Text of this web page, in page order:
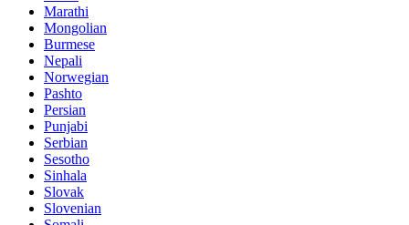
Marathi
Mongolian
Burmese
Nepali
Norwegian
Pashto
Persian
Punjabi
Serbian
Sesotho
Sinhala
Slovak
Slovenian